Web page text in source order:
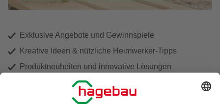
Exklusive Angebote und Gewinnspiele
Kreative Ideen & nützliche Heimwerker-Tipps
Produktneuheiten und innovative Lösungen